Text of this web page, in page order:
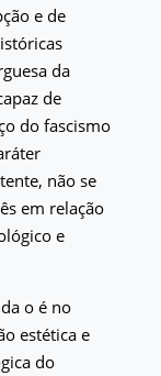
e de
da
de
do fascismo
não se
em relação
e
o é no
estética e
do